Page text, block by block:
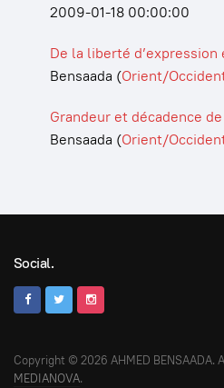
2009-01-18 00:00:00
De la liberté d’expression
Bensaada (Orient/
Grandeur et décadence
Bensaada (Orient/
Social.
Copyright © 2026 AHMED BENSAADA.
MEDIANOVA.